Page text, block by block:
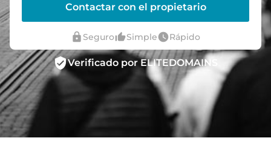
Contactar con el propietario
lock Segurothumb_up_altSimplewatch_laterRápido
verified_userVerificado por ELITEDOMAINS